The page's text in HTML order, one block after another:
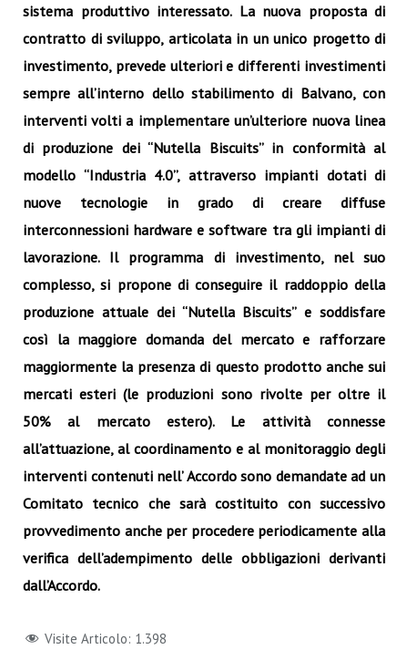
sistema produttivo interessato. La nuova proposta di
contratto di sviluppo, articolata in un unico progetto di
investimento, prevede ulteriori e differenti investimenti
sempre all’interno dello stabilimento di Balvano, con
interventi volti a implementare un’ulteriore nuova linea
di produzione dei “Nutella Biscuits” in conformità al
modello “Industria 4.0”, attraverso impianti dotati di
nuove tecnologie in grado di creare diffuse
interconnessioni hardware e software tra gli impianti di
lavorazione. Il programma di investimento, nel suo
complesso, si propone di conseguire il raddoppio della
produzione attuale dei “Nutella Biscuits” e soddisfare
così la maggiore domanda del mercato e rafforzare
maggiormente la presenza di questo prodotto anche sui
mercati esteri (le produzioni sono rivolte per oltre il
50% al mercato estero). Le attività connesse
all’attuazione, al coordinamento e al monitoraggio degli
interventi contenuti nell’ Accordo sono demandate ad un
Comitato tecnico che sarà costituito con successivo
provvedimento anche per procedere periodicamente alla
verifica dell’adempimento delle obbligazioni derivanti
dall’Accordo.
Visite Articolo: 1.398